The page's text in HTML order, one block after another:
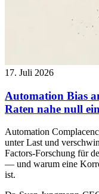
17. Juli 2026
Automation Bias
Raten nahe null
Automation
unter Last und
Factors-Forschung für
— und warum eine
ist.